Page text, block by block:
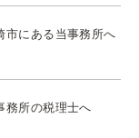
市にある当事務所へ
務所の税理士へ